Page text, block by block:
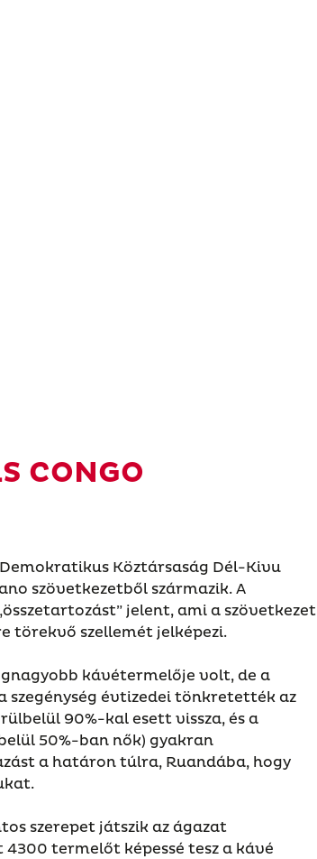
CONGO
Köztársaság Dél-Kivu
szövetkezetből származik. A
jelent, ami a szövetkezet
törekvő szellemét jelképezi.
kávétermelője volt, de a
szegénység évtizedei tönkretették az
90%-kal esett vissza, és a
50%-ban nők) gyakran
a határon túlra, Ruandába, hogy
szerepet játszik az ágazat
termelőt képessé tesz a kávé